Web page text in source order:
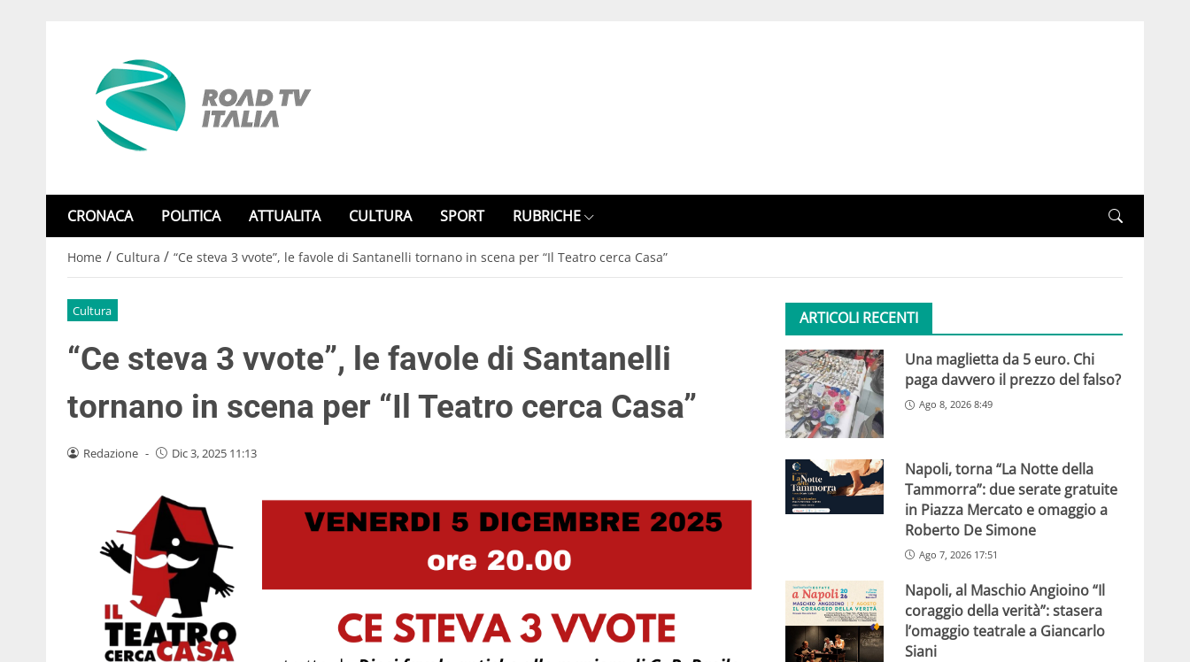
CRONACA POLITICA ATTUALITA CULTURA SPORT RUBRICHE
Home / Cultura / “Ce steva 3 vvote”, le favole di Santanelli tornano in scena per “Il Teatro cerca Casa”
Cultura
“Ce steva 3 vvote”, le favole di Santanelli
tornano in scena per “Il Teatro cerca Casa”
Redazione - Dic 3, 2025 11:13
ARTICOLI RECENTI
Una maglietta da 5 euro. Chi
paga davvero il prezzo del falso?
Ago 8, 2026 8:49
Napoli, torna “La Notte della
Tammorra”: due serate gratuite
in Piazza Mercato e omaggio a
Roberto De Simone
Ago 7, 2026 17:51
Napoli, al Maschio Angioino “Il
coraggio della verità”: stasera
l’omaggio teatrale a Giancarlo
Siani